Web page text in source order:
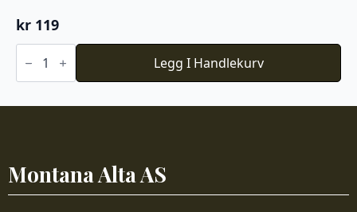
kr 119
Du
Store
Faerytale
Legg I Handlekurv
Montana Alta AS